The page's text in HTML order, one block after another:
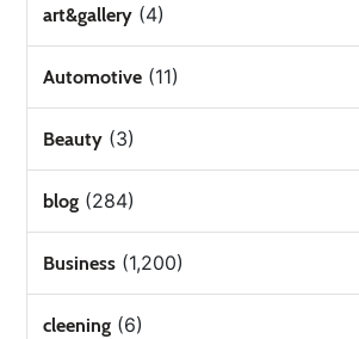
art&gallery (4)
Automotive (11)
Beauty (3)
blog (284)
Business (1,200)
cleening (6)